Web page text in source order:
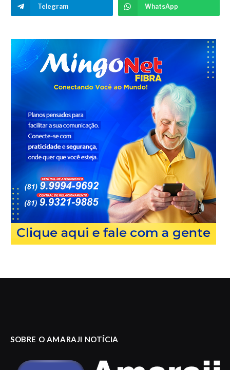
Telegram WhatsApp
SOBRE O AMARAJI NOTÍCIA